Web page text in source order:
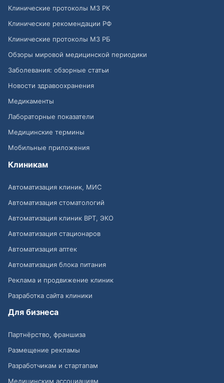
Клинические протоколы МЗ РК
Клинические рекомендации РФ
Клинические протоколы МЗ РБ
Обзоры мировой медицинской периодики
Заболевания: обзорные статьи
Новости здравоохранения
Медикаменты
Лабораторные показатели
Медицинские термины
Мобильные приложения
Клиникам
Автоматизация клиник, МИС
Автоматизация стоматологий
Автоматизация клиник ВРТ, ЭКО
Автоматизация стационаров
Автоматизация аптек
Автоматизация блока питания
Реклама и продвижение клиник
Разработка сайта клиники
Для бизнеса
Партнёрство, франшиза
Размещение рекламы
Разработчикам и стартапам
Медицинским ассоциациям